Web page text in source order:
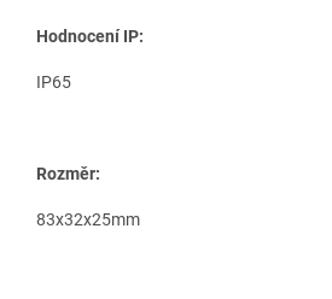
Hodnocení IP:
IP65
Rozměr:
83x32x25mm